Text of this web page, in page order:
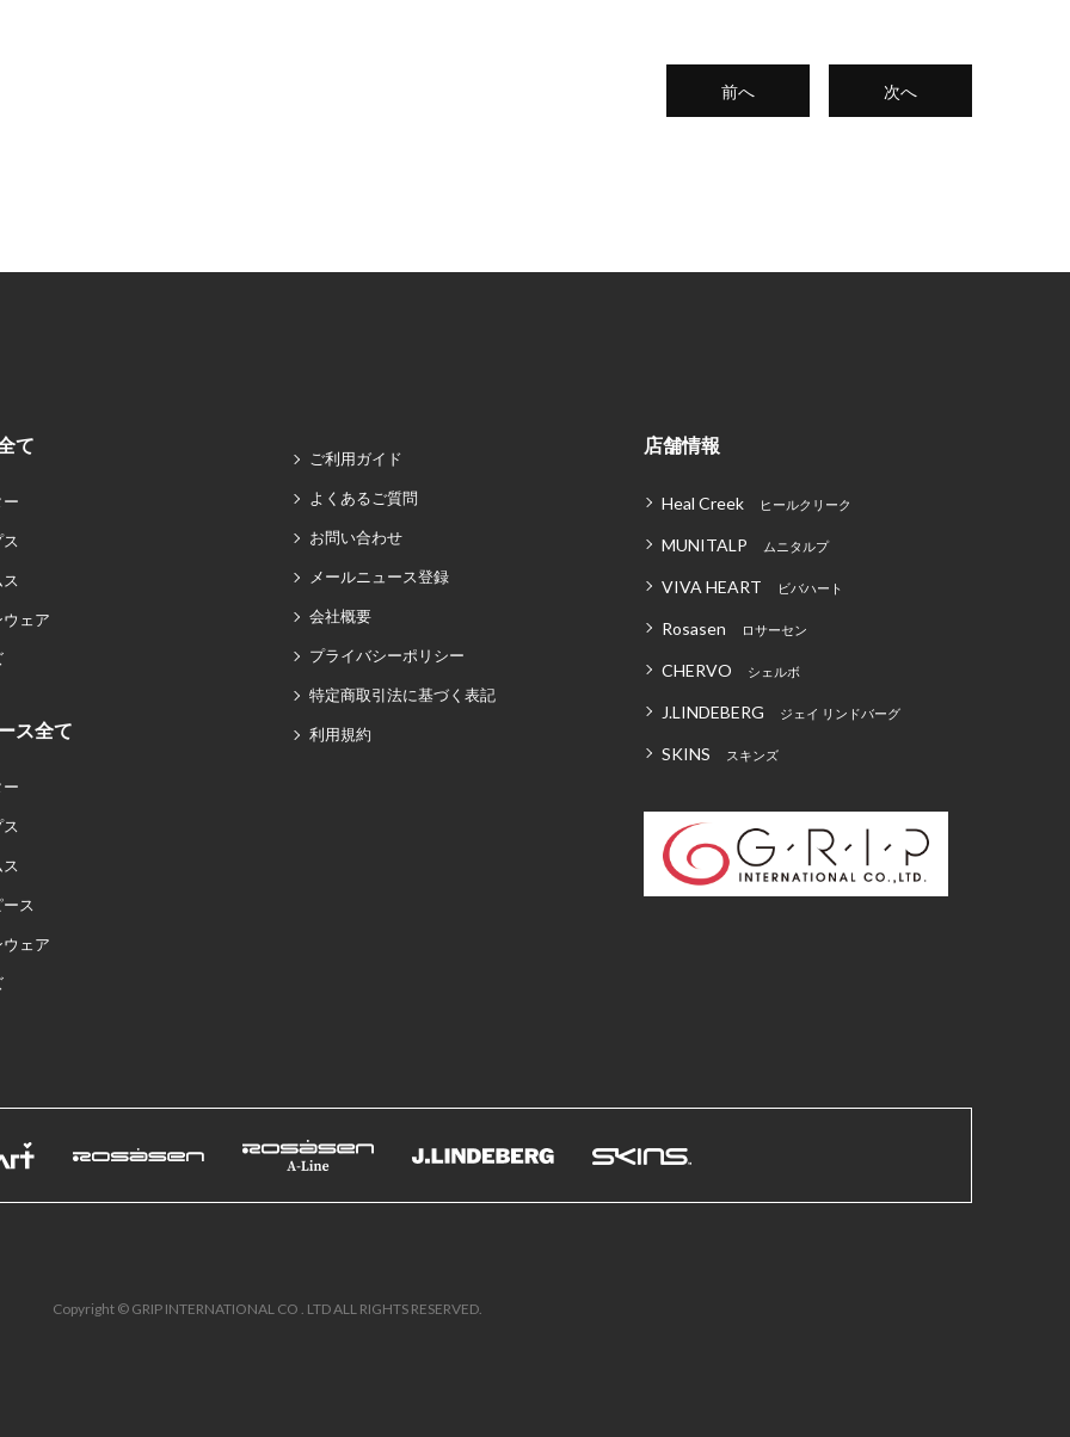
前へ 次へ
て
ェア
ス全て
ス
ェア
ご利用ガイド
よくあるご質問
お問い合わせ
メールニュース登録
会社概要
プライバシーポリシー
特定商取引法に基づく表記
利用規約
店舗情報
Heal Creek ヒールクリーク
MUNITALP ムニタルプ
VIVA HEART ビバハート
Rosasen ロサーセン
CHERVO シェルボ
J.LINDEBERG ジェイ リンドバーグ
SKINS スキンズ
Copyright © GRIP INTERNATIONAL CO . LTD ALL RIGHTS RESERVED.